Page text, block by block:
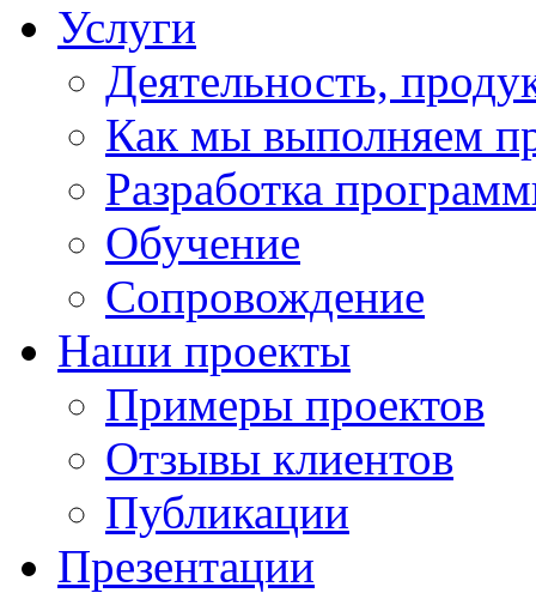
Услуги
Деятельность,
Как мы выполняем
Разработка
Обучение
Сопровождение
Наши проекты
Примеры проектов
Отзывы клиентов
Публикации
Презентации